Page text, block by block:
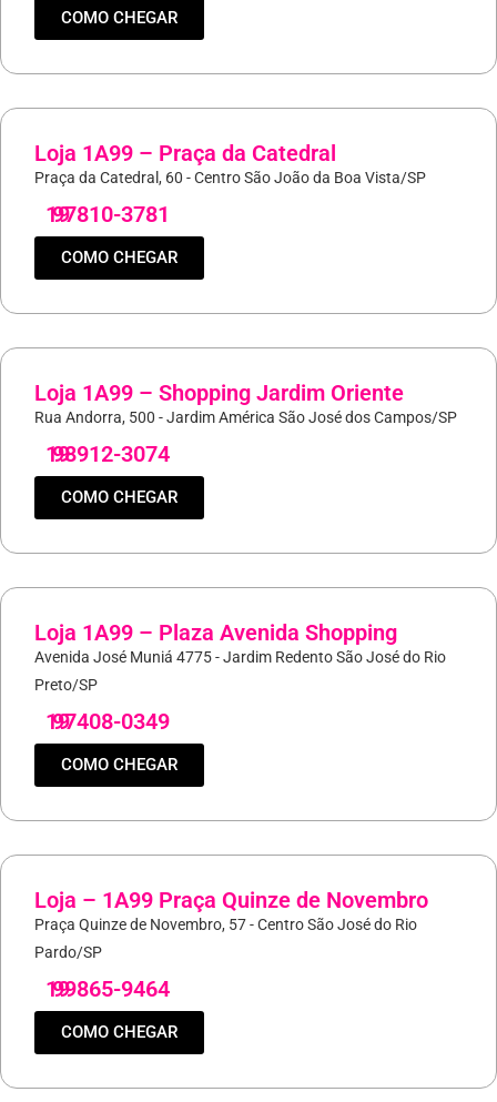
COMO CHEGAR
Loja 1A99 – Praça da Catedral
Praça da Catedral, 60 - Centro São João da Boa Vista/SP
19
97810-3781
COMO CHEGAR
Loja 1A99 – Shopping Jardim Oriente
Rua Andorra, 500 - Jardim América São José dos Campos/SP
19
98912-3074
COMO CHEGAR
Loja 1A99 – Plaza Avenida Shopping
Avenida José Muniá 4775 - Jardim Redento São José do Rio
Preto/SP
19
97408-0349
COMO CHEGAR
Loja – 1A99 Praça Quinze de Novembro
Praça Quinze de Novembro, 57 - Centro São José do Rio
Pardo/SP
19
99865-9464
COMO CHEGAR